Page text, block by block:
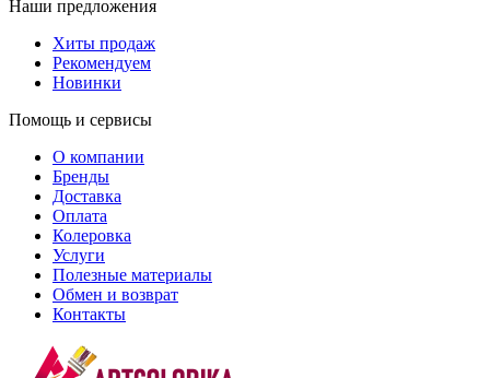
Наши предложения
Хиты продаж
Рекомендуем
Новинки
Помощь и сервисы
О компании
Бренды
Доставка
Оплата
Колеровка
Услуги
Полезные материалы
Обмен и возврат
Контакты